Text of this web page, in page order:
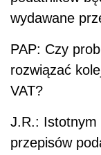
wydawane
PAP: Czy
rozwiązać
VAT?
J.R.: Istotnym
przepisów